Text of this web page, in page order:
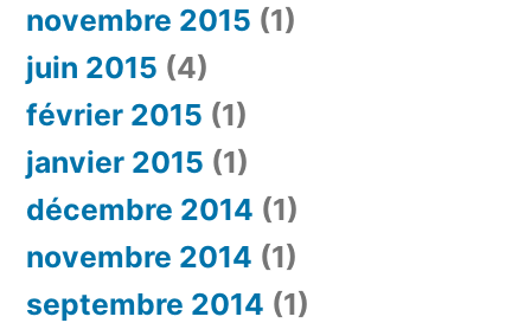
novembre 2015 (1)
juin 2015 (4)
février 2015 (1)
janvier 2015 (1)
décembre 2014 (1)
novembre 2014 (1)
septembre 2014 (1)